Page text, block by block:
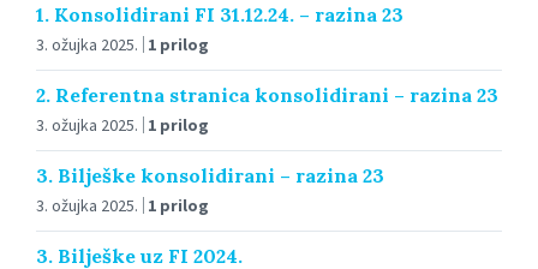
1. Konsolidirani FI 31.12.24. – razina 23
3. ožujka 2025. 1 prilog
2. Referentna stranica konsolidirani – razina 23
3. ožujka 2025. 1 prilog
3. Bilješke konsolidirani – razina 23
3. ožujka 2025. 1 prilog
3. Bilješke uz FI 2024.